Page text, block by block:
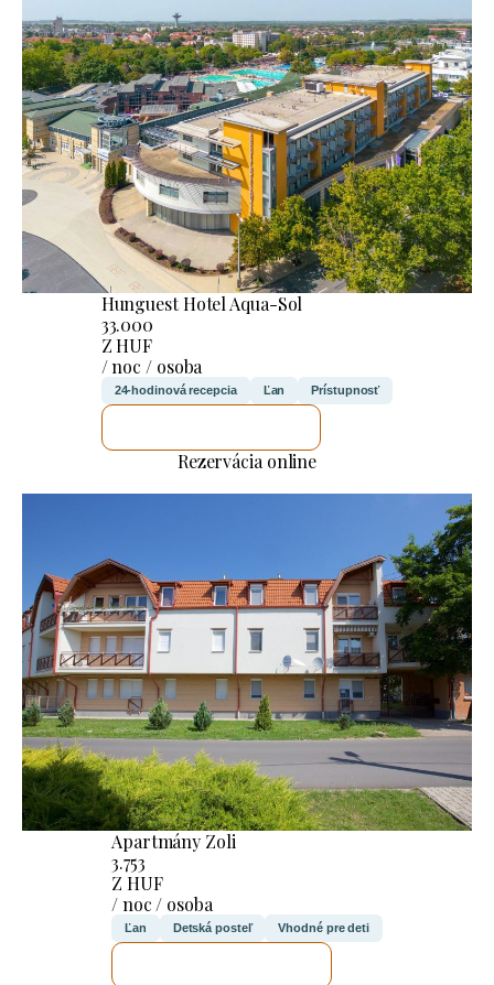
Hunguest Hotel Aqua-Sol
33.000
Z HUF
/ noc / osoba
24-hodinová recepcia Ľan Prístupnosť
Rezervácia online
Apartmány Zoli
3.753
Z HUF
/ noc / osoba
Ľan Detská posteľ Vhodné pre deti